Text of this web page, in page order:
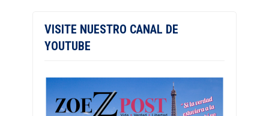
VISITE NUESTRO CANAL DE
YOUTUBE